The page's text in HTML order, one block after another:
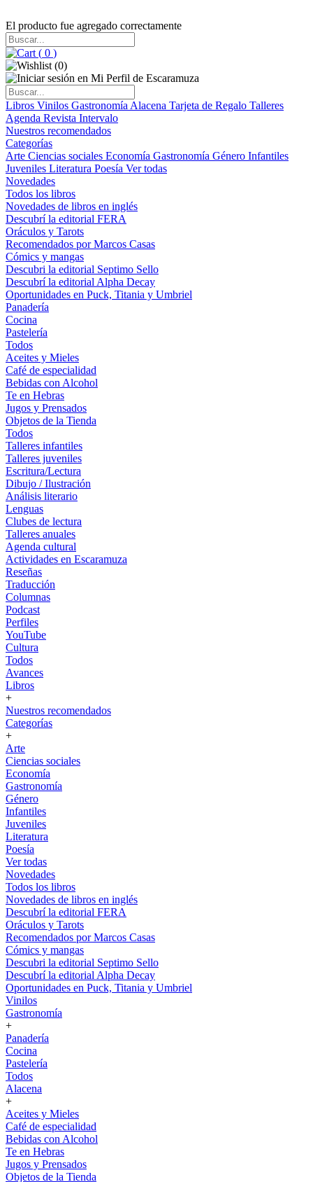
El producto fue agregado correctamente
( 0 )
(0)
Libros Vinilos Gastronomía Alacena Tarjeta de Regalo Talleres
Agenda Revista Intervalo
Nuestros recomendados
Categorías
Arte Ciencias sociales Economía Gastronomía Género Infantiles
Juveniles Literatura Poesía Ver todas
Novedades
Todos los libros
Novedades de libros en inglés
Descubrí la editorial FERA
Oráculos y Tarots
Recomendados por Marcos Casas
Cómics y mangas
Descubri la editorial Septimo Sello
Descubrí la editorial Alpha Decay
Oportunidades en Puck, Titania y Umbriel
Panadería
Cocina
Pastelería
Todos
Aceites y Mieles
Café de especialidad
Bebidas con Alcohol
Te en Hebras
Jugos y Prensados
Objetos de la Tienda
Todos
Talleres infantiles
Talleres juveniles
Escritura/Lectura
Dibujo / Ilustración
Análisis literario
Lenguas
Clubes de lectura
Talleres anuales
Agenda cultural
Actividades en Escaramuza
Reseñas
Traducción
Columnas
Podcast
Perfiles
YouTube
Cultura
Todos
Avances
Libros
+
Nuestros recomendados
Categorías
+
Arte
Ciencias sociales
Economía
Gastronomía
Género
Infantiles
Juveniles
Literatura
Poesía
Ver todas
Novedades
Todos los libros
Novedades de libros en inglés
Descubrí la editorial FERA
Oráculos y Tarots
Recomendados por Marcos Casas
Cómics y mangas
Descubri la editorial Septimo Sello
Descubrí la editorial Alpha Decay
Oportunidades en Puck, Titania y Umbriel
Vinilos
Gastronomía
+
Panadería
Cocina
Pastelería
Todos
Alacena
+
Aceites y Mieles
Café de especialidad
Bebidas con Alcohol
Te en Hebras
Jugos y Prensados
Objetos de la Tienda